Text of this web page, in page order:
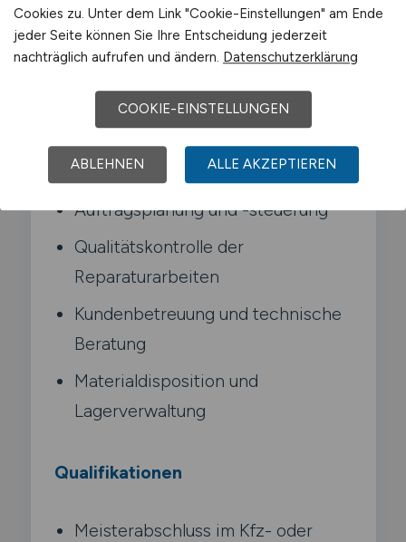
Kunden und Lieferanten.
Leitung des Werkstattbetriebs und
des Teams
Auftragsplanung und -steuerung
Qualitätskontrolle der
Reparaturarbeiten
Kundenbetreuung und technische
Beratung
Materialdisposition und
Lagerverwaltung
Qualifikationen
Meisterabschluss im Kfz- oder
Cookies zu. Unter dem Link "Cookie-Einstellungen" am Ende
jeder Seite können Sie Ihre Entscheidung jederzeit
nachträglich aufrufen und ändern. Datenschutzerklärung
COOKIE-EINSTELLUNGEN
ABLEHNEN ALLE AKZEPTIEREN